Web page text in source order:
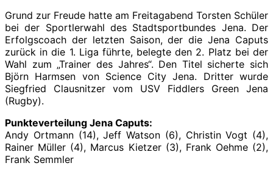
Grund zur Freude hatte am Freitagabend Torsten Schüler
bei der Sportlerwahl des Stadtsportbundes Jena. Der
Erfolgscoach der letzten Saison, der die Jena Caputs
zurück in die 1. Liga führte, belegte den 2. Platz bei der
Wahl zum „Trainer des Jahres“. Den Titel sicherte sich
Björn Harmsen von Science City Jena. Dritter wurde
Siegfried Clausnitzer vom USV Fiddlers Green Jena
(Rugby).
Punkteverteilung Jena Caputs:
Andy Ortmann (14), Jeff Watson (6), Christin Vogt (4),
Rainer Müller (4), Marcus Kietzer (3), Frank Oehme (2),
Frank Semmler